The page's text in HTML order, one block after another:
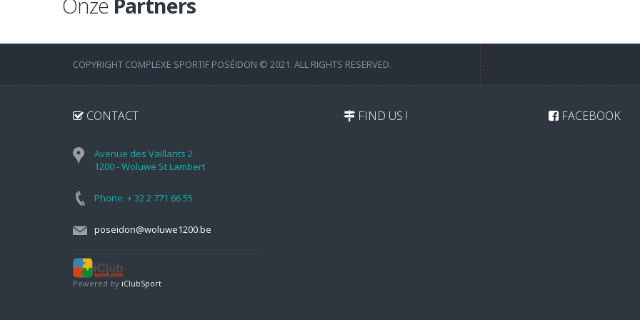
COPYRIGHT COMPLEXE SPORTIF POSÉIDON © 2021. ALL RIGHTS RESERVED.
CONTACT
Avenue des Vaillants 2
1200 - Woluwe St Lambert
Phone: + 32 2 771 66 55
poseidon@woluwe1200.be
Powered by iClubSport
FIND US ! FACEBOOK